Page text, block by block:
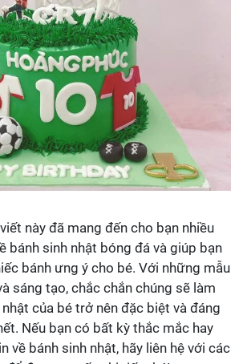
này đã mang đến cho bạn nhiều
bánh sinh nhật bóng đá và giúp bạn
bánh ưng ý cho bé. Với những mẫu
sáng tạo, chắc chắn chúng sẽ làm
của bé trở nên đặc biệt và đáng
Nếu bạn có bất kỳ thắc mắc hay
về bánh sinh nhật, hãy liên hệ với các